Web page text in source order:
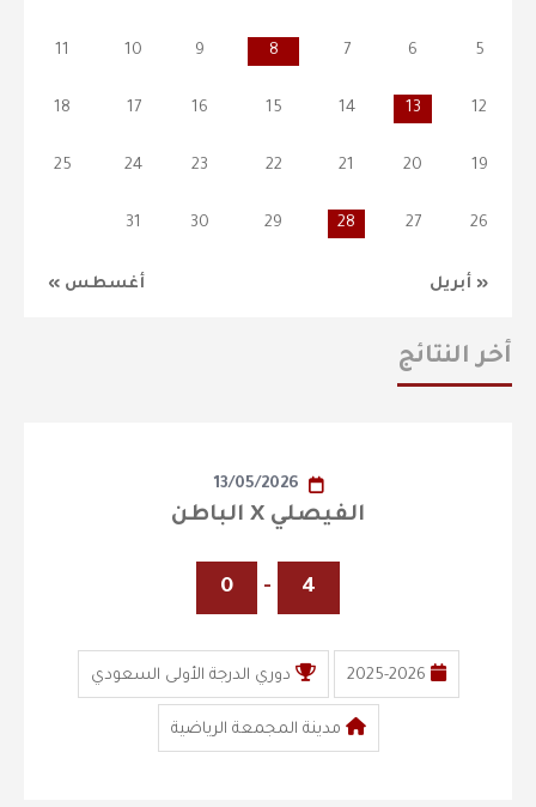
« أبريل أغسطس »
5
6
7
8
9
10
11
12
13
14
15
16
17
18
19
20
21
22
23
24
25
26
27
28
29
30
31
أخر النتائج
13/05/2026
الفيصلي X الباطن
4
-
0
2025-2026 دوري الدرجة الأولى السعودي
مدينة المجمعة الرياضية